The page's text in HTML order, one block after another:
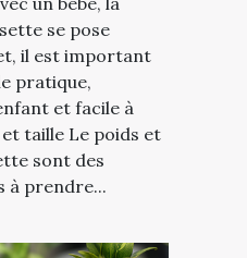
se pose
il est important
pratique,
et facile à
taille Le poids et
sont des
prendre...